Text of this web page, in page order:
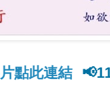
結 📢115春季